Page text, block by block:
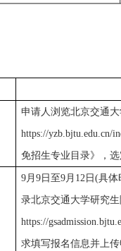
申请人浏览北京交通
https://yzb.bjtu.edu.cn/
免招生专业目录》，选
9月9 日至9月12 日(具体
录北京交通大学研究
https://
求填写报名信息并上